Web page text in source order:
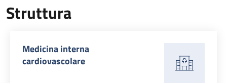
Struttura
Medicina interna
cardiovascolare